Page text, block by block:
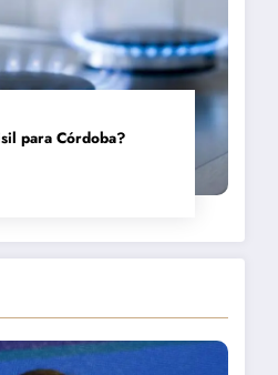
para Córdoba?